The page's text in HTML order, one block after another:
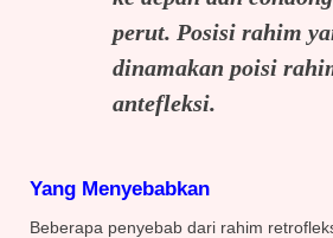
perut. Posisi rahim
dinamakan poisi
antefleksi.
Yang Menyebabkan
Beberapa penyebab dari rahim